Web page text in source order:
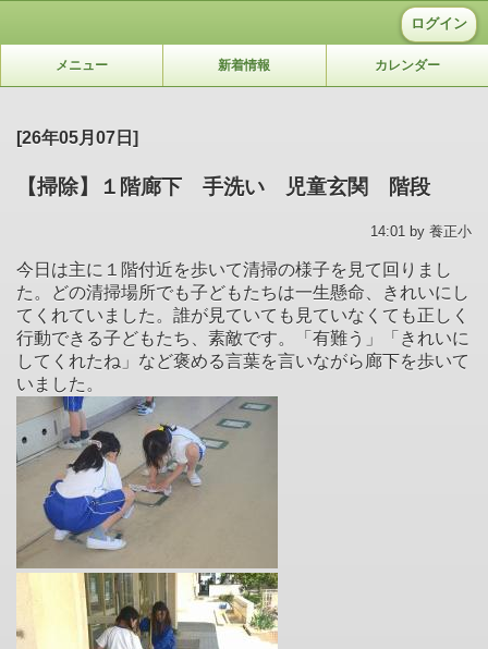
ログイン
メニュー 新着情報 カレンダー
[26年05月07日]
【掃除】１階廊下 手洗い 児童玄関 階段
14:01 by 養正小
今日は主に１階付近を歩いて清掃の様子を見て回りまし
た。どの清掃場所でも子どもたちは一生懸命、きれいにし
てくれていました。誰が見ていても見ていなくても正しく
行動できる子どもたち、素敵です。「有難う」「きれいに
してくれたね」など褒める言葉を言いながら廊下を歩いて
いました。